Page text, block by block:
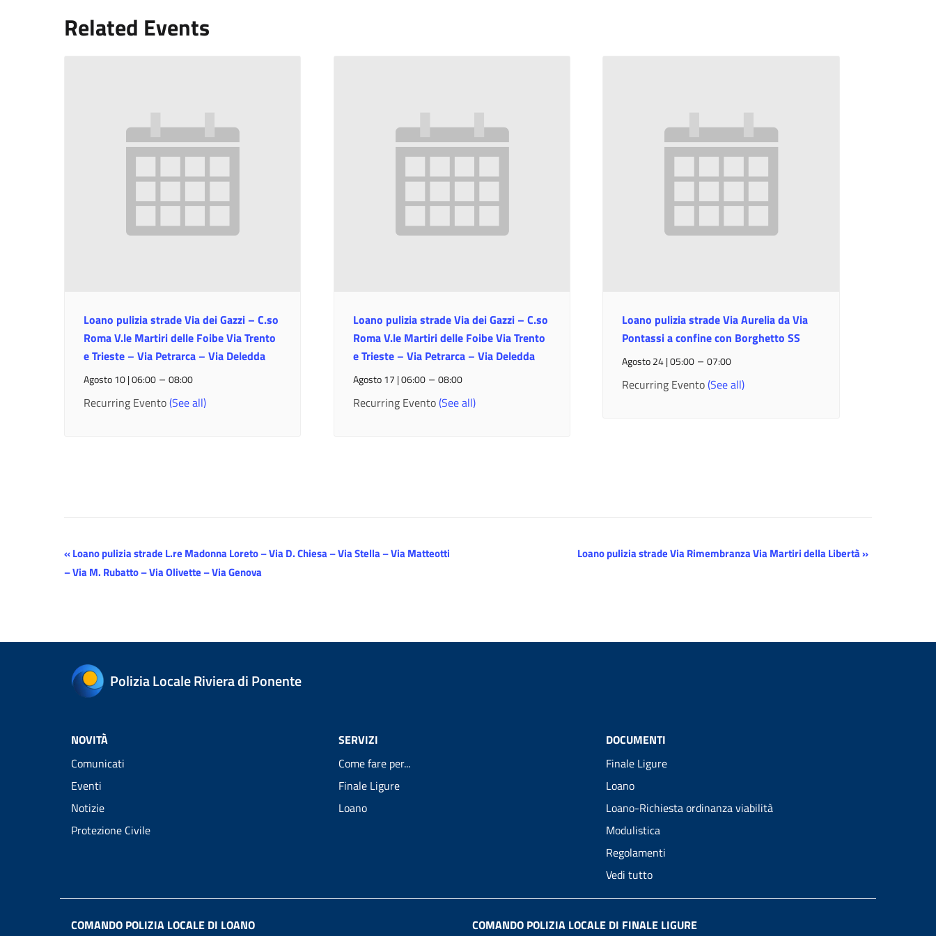
Related Events
Loano pulizia strade Via dei Gazzi – C.so
Roma V.le Martiri delle Foibe Via Trento
e Trieste – Via Petrarca – Via Deledda
Agosto 10 | 06:00 –08:00
Recurring Evento(See all)
Loano pulizia strade Via dei Gazzi – C.so
Roma V.le Martiri delle Foibe Via Trento
e Trieste – Via Petrarca – Via Deledda
Agosto 17 | 06:00– 08:00
Recurring Evento(See all)
Loano pulizia strade Via Aurelia da Via
Pontassi a confine con Borghetto SS
Agosto 24 | 05:00 –07:00
Recurring Evento(See all)
Evento
Navigazione
«Loano pulizia strade L.re Madonna Loreto – Via D. Chiesa – Via Stella – Via Matteotti
– Via M. Rubatto – Via Olivette – Via Genova
Loano pulizia strade Via Rimembranza Via Martiri della Libertà»
Polizia Locale Riviera di Ponente
NOVITÀ
Comunicati
Eventi
Notizie
Protezione Civile
SERVIZI
Come fare per...
Finale Ligure
Loano
DOCUMENTI
Finale Ligure
Loano
Loano-Richiesta ordinanza viabilità
Modulistica
Regolamenti
Vedi tutto
COMANDO POLIZIA LOCALE DI LOANO COMANDO POLIZIA LOCALE DI FINALE LIGURE